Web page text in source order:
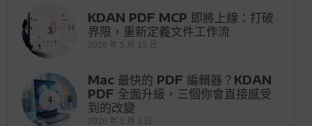
3
KDAN PDF MCP 即將上線：打破
界限，重新定義文件工作流
2026 年 5 月 13 日
4
Mac 最快的 PDF 編輯器？KDAN
PDF 全面升級，三個你會直接感受
到的改變
2026 年 5 月 1 日